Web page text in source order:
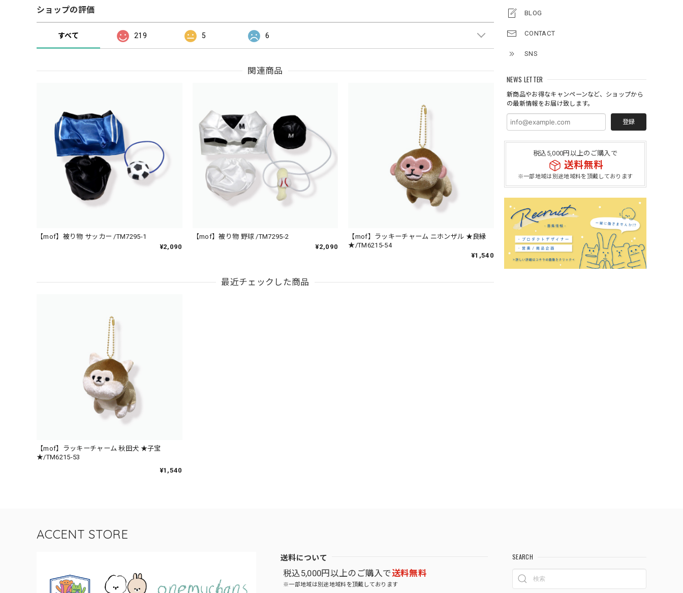
BLOG
CONTACT
SNS
NEWS LETTER
新商品やお得なキャンペーンなど、ショップから
の最新情報をお届け致します。
登録
税込5,000円以上のご購入で
送料無料
※一部地域は別途地域料を頂戴しております
ショップの評価
すべて 219 5 6
関連商品
【mof】被り物 サッカー /TM7295-1
¥2,090
【mof】被り物 野球 /TM7295-2
¥2,090
【mof】ラッキーチャーム ニホンザル ★良縁
★/TM6215-54
¥1,540
最近チェックした商品
【mof】ラッキーチャーム 秋田犬 ★子宝
★/TM6215-53
¥1,540
ACCENT STORE
送料について
税込5,000円以上のご購入で送料無料
※一部地域は別途地域料を頂戴しております
SEARCH